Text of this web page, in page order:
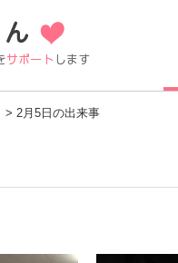
> 2月5日の出来事